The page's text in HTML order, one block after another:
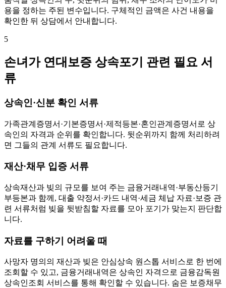
용을 정하는 주된 변수입니다. 구체적인 금액은 사건 내용을
확인한 뒤 상담에서 안내합니다.
5
손녀가 연대보증 상속포기 관련 필요 서
류
상속인·신분 확인 서류
가족관계증명서·기본증명서·제적등본·혼인관계증명서로 상
속인의 자격과 순위를 확인합니다. 뒷순위까지 함께 처리하려
면 그들의 관계 서류도 필요합니다.
재산·채무 입증 서류
상속재산과 빚의 규모를 보여 주는 금융거래내역·부동산등기
부등본과 함께, 대출 약정서·카드 내역·세금 체납 자료·보증 관
련 서류처럼 빚을 뒷받침할 자료를 모아 포기가 맞는지 판단합
니다.
자료를 구하기 어려울 때
사망자 명의의 재산과 빚은 안심상속 원스톱 서비스로 한 번에
조회할 수 있고, 금융거래내역은 상속인 자격으로 금융감독원
상속인조회 서비스를 통해 확인할 수 있습니다. 숨은 보증채무